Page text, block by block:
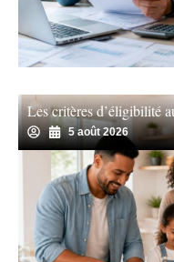
Les critères d’éligibilité
5 août 2026